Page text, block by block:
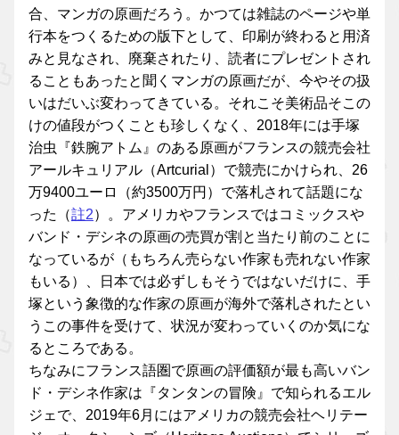
合、マンガの原画だろう。かつては雑誌のページや単
行本をつくるための版下として、印刷が終わると用済
みと見なされ、廃棄されたり、読者にプレゼントされ
ることもあったと聞くマンガの原画だが、今やその扱
いはだいぶ変わってきている。それこそ美術品そこの
けの値段がつくことも珍しくなく、2018年には手塚
治虫『鉄腕アトム』のある原画がフランスの競売会社
アールキュリアル（Artcurial）で競売にかけられ、26
万9400ユーロ（約3500万円）で落札されて話題にな
った（註2）。アメリカやフランスではコミックスや
バンド・デシネの原画の売買が割と当たり前のことに
なっているが（もちろん売らない作家も売れない作家
もいる）、日本では必ずしもそうではないだけに、手
塚という象徴的な作家の原画が海外で落札されたとい
うこの事件を受けて、状況が変わっていくのか気にな
るところである。
ちなみにフランス語圏で原画の評価額が最も高いバン
ド・デシネ作家は『タンタンの冒険』で知られるエル
ジェで、2019年6月にはアメリカの競売会社ヘリテー